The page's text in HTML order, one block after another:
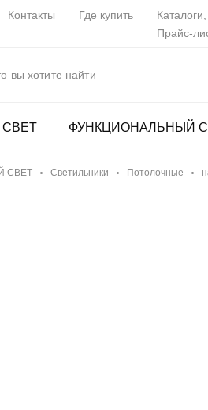
Контакты Где купить
Прайс-
ФУНКЦИОНАЛЬНЫЙ
СВЕТ Светильники Потолочные